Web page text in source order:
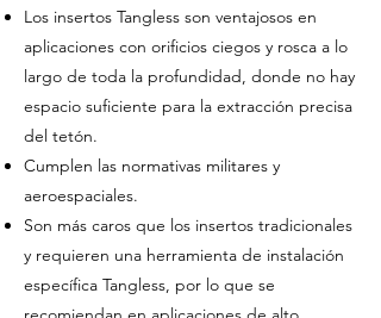
Los insertos Tangless son ventajosos en
aplicaciones con orificios ciegos y rosca a lo
largo de toda la profundidad, donde no hay
espacio suficiente para la extracción precisa
del tetón.
Cumplen las normativas militares y
aeroespaciales.
Son más caros que los insertos tradicionales
y requieren una herramienta de instalación
específica Tangless, por lo que se